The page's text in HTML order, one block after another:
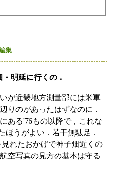
集
明延に行くの．
が近畿地方測量部には米軍
りのがあったはずなのに．
ある'76もの以降で，これな
ほうがよい．若干無駄足．
れたおかげで神子畑近くの
空写真の見方の基本は守る